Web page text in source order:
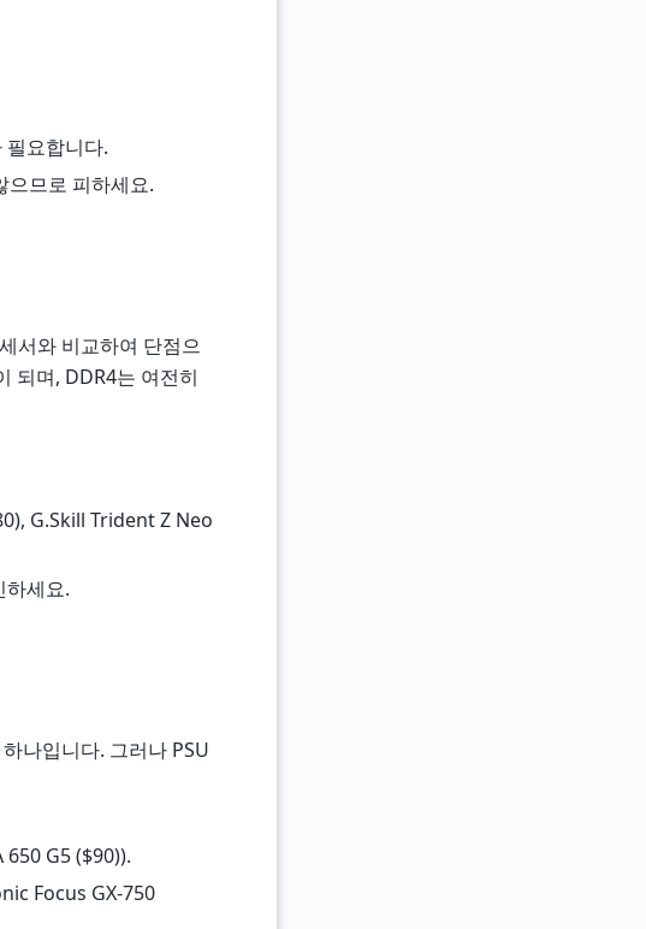
필요합니다.
으므로 피하세요.
서와 비교하여 단점으
되며, DDR4는 여전히
G.Skill Trident Z Neo
하세요.
나입니다. 그러나 PSU
650 G5 ($90)).
Focus GX-750